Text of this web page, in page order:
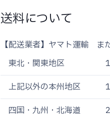
送料について
【配送業者】ヤマト運輸 ま
東北・関東地区
上記以外の本州地区
四国・九州・北海道